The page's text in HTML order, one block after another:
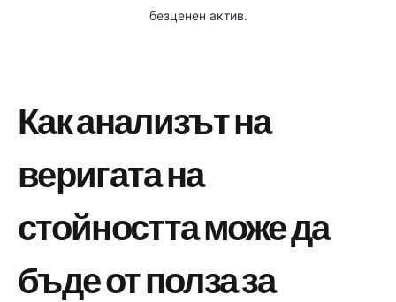
безценен актив.
Как анализът на
веригата на
стойността може да
бъде от полза за